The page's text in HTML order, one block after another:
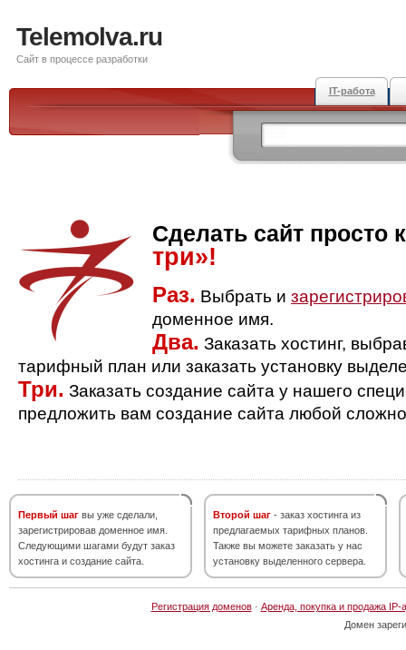
Telemolva.ru
Сайт в процессе разработки
IT-работа
Сделать сайт просто
три»!
Раз. Выбрать и
доменное имя.
Два. Заказать хостинг,
тарифный план или заказать установку
Три. Заказать создание сайта у нашего
предложить вам создание сайта любой
Первый шаг вы уже сделали,
зарегистрировав доменное имя.
Следующими шагами будут заказ
хостинга и создание сайта.
Второй шаг - заказ хостинга из
предлагаемых тарифных планов.
Также вы можете заказать у нас
установку выделенного сервера.
Регистрация доменов· Аренда, покупка и продажа IP-
Домен